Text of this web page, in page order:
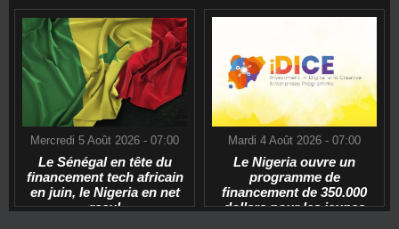
Mercredi 5 Août 2026 - 07:00
Le Sénégal en tête du
financement tech africain
en juin, le Nigeria en net
recul
Mardi 4 Août 2026 - 07:00
Le Nigeria ouvre un
programme de
financement de 350.000
dollars pour les jeunes